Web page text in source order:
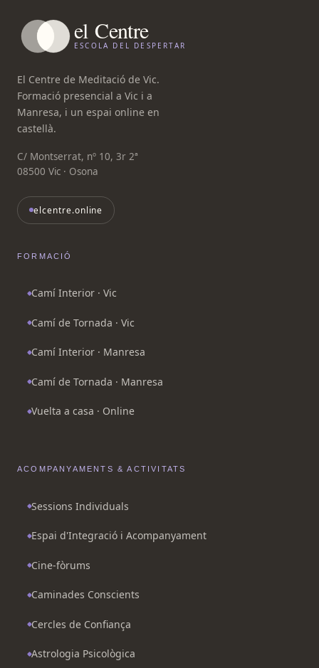
elCentre
ESCOLA DEL DESPERTAR
El Centre de Meditació de Vic.
Formació presencial a Vic i a
Manresa, i un espai online en
castellà.
C/ Montserrat, nº 10, 3r 2ª
08500 Vic · Osona
elcentre.online
FORMACIÓ
Camí Interior · Vic
Camí de Tornada · Vic
Camí Interior · Manresa
Camí de Tornada · Manresa
Vuelta a casa · Online
ACOMPANYAMENTS & ACTIVITATS
Sessions Individuals
Espai d'Integració i Acompanyament
Cine-fòrums
Caminades Conscients
Cercles de Confiança
Astrologia Psicològica